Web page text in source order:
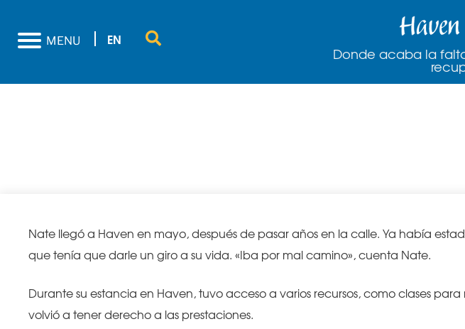
MENU EN
Donde acaba la
Nate llegó a Haven en mayo, después de pasar años en la calle. Ya había
que tenía que darle un giro a su vida. «Iba por mal camino», cuenta Nate.
Durante su estancia en Haven, tuvo acceso a varios recursos, como clases
volvió a tener derecho a las prestaciones.